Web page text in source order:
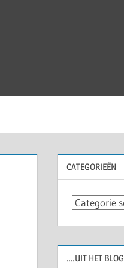
CATEGORIEËN
Categorieën
….UIT HET BLOG